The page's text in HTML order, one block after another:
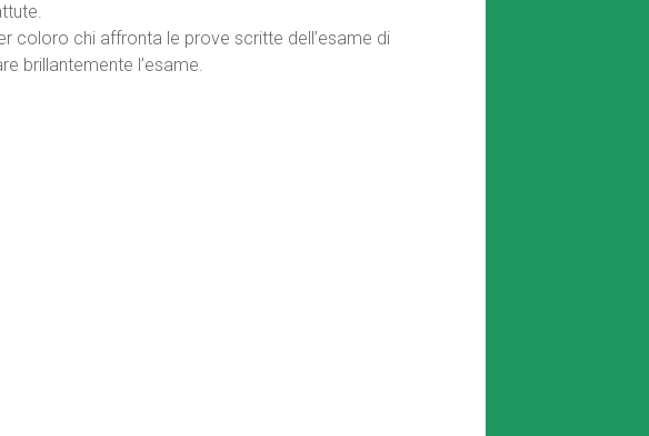
coloro chi affronta le prove scritte dell’esame di
brillantemente l’esame.